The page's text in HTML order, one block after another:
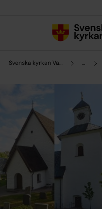
Svenska kyrkan Växjö ...